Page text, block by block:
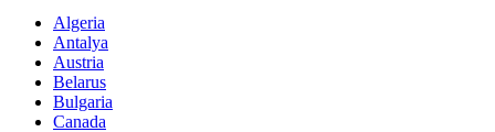
Algeria
Antalya
Austria
Belarus
Bulgaria
Canada